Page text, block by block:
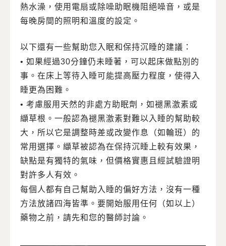
熱水澡，使用電扇或除噪助眠機阻絕噪音，或是
每晚房間的照明和溫度的設定。
以下還有一些幫助您入眠和保持沉睡的建議：
• 如果經過30分鐘仍未睡著，可以起床做點別的
事。在床上等待入睡可能提高壓力程度，使得入
睡更為困難。
• 考慮服用天然的非處方助眠劑，如褪黑激素或
纈草根。一般認為褪黑激素對難以入睡的幫助較
大，所以它是調整時差或改變作息（如輪班）的
常用選擇。纈草被認為在保持沉睡上較有效果，
缺點是有獨特的氣味，但價格實惠且經試驗證明
對許多人有效。
每個人都有自己幫助入睡的偏好方法，沒有一種
方法放諸四海皆準。要開始服用任何（如以上）
藥物之前，請先和您的醫師討論。